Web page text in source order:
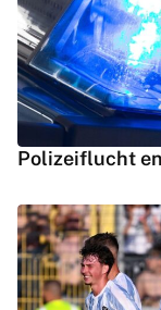
Polizeiflucht